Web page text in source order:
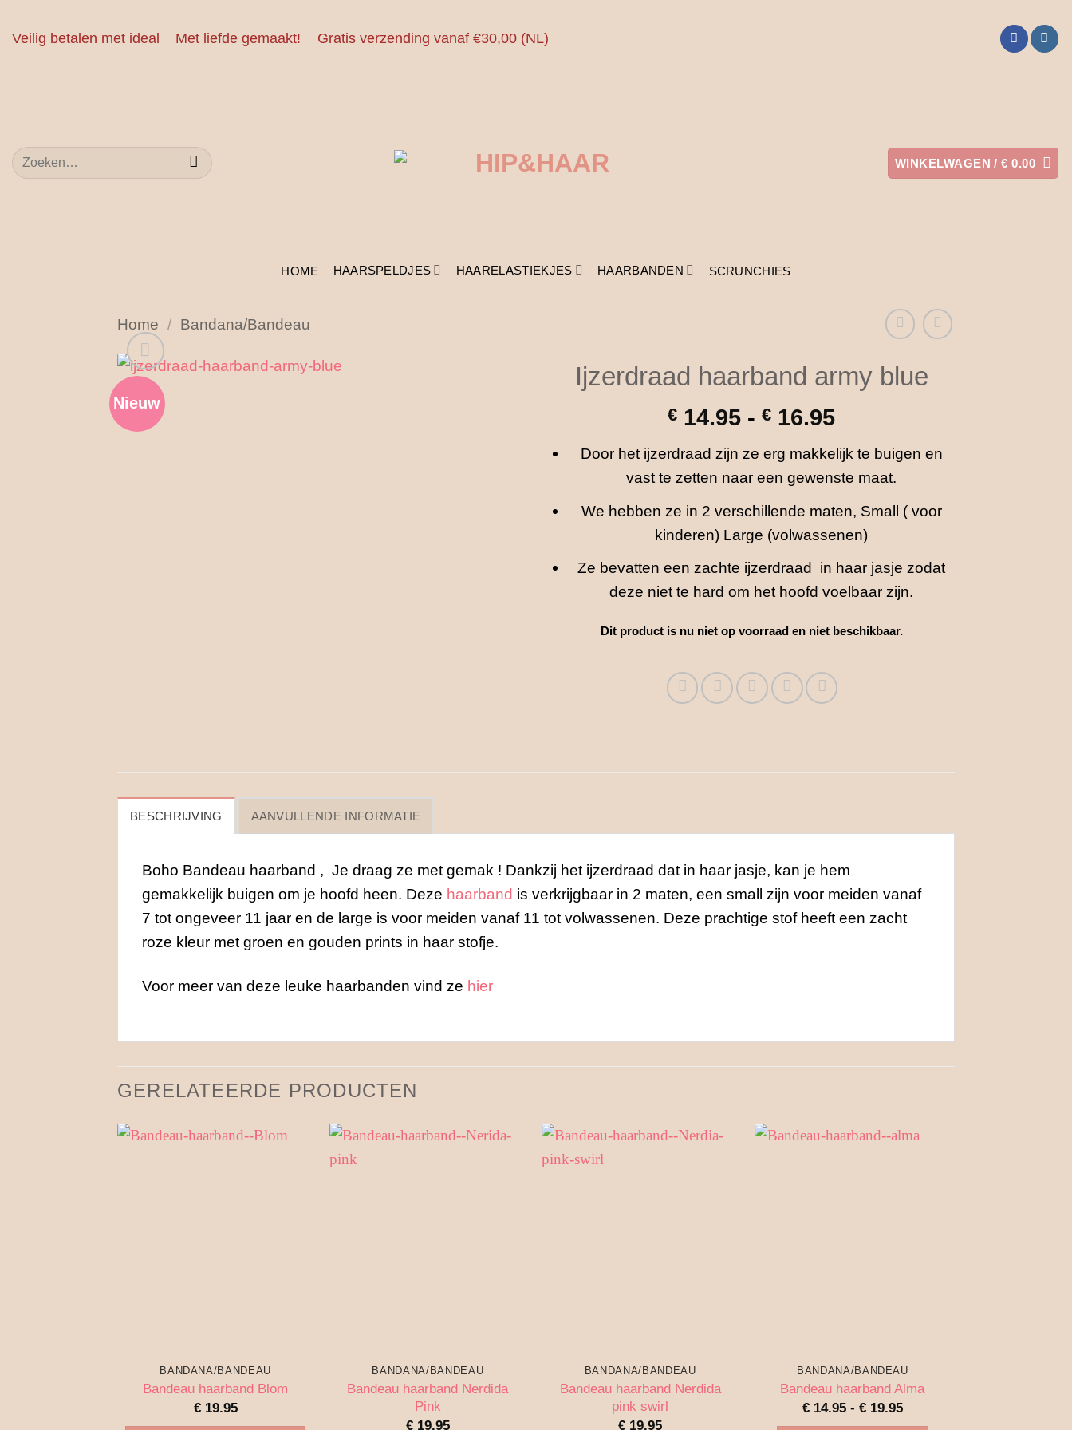
naar
Veilig betalen met ideal Met liefde gemaakt! Gratis verzending vanaf €30,00 (NL)
Zoeken
naar:
WINKELWAGEN /€ 0.00
HOME HAARSPELDJES HAARELASTIEKJES HAARBANDEN SCRUNCHIES
Home / Bandana/Bandeau
Nieuw
Ijzerdraad haarband army blue
€ 14.95 - € 16.95Prijsklasse:
tot
€ 16.95
Door het ijzerdraad zijn ze erg makkelijk te buigen en
vast te zetten naar een gewenste maat.
We hebben ze in 2 verschillende maten, Small ( voor
kinderen) Large (volwassenen)
Ze bevatten een zachte ijzerdraad in haar jasje zodat
deze niet te hard om het hoofd voelbaar zijn.
Dit product is nu niet op voorraad en niet beschikbaar.
BESCHRIJVING AANVULLENDE INFORMATIE
Boho Bandeau haarband , Je draag ze met gemak ! Dankzij het ijzerdraad dat in haar jasje, kan je hem
gemakkelijk buigen om je hoofd heen. Deze haarband is verkrijgbaar in 2 maten, een small zijn voor meiden vanaf
7 tot ongeveer 11 jaar en de large is voor meiden vanaf 11 tot volwassenen. Deze prachtige stof heeft een zacht
roze kleur met groen en gouden prints in haar stofje.
Voor meer van deze leuke haarbanden vind ze hier
GERELATEERDE PRODUCTEN
BANDANA/BANDEAU
Bandeau haarband Blom
€19.95
BANDANA/BANDEAU
Bandeau haarband Nerdida
Pink
€19.95
BANDANA/BANDEAU
Bandeau haarband Nerdida
pink swirl
€ 19.95
BANDANA/BANDEAU
Bandeau haarband Alma
€14.95 - €19.95Prijsklasse: